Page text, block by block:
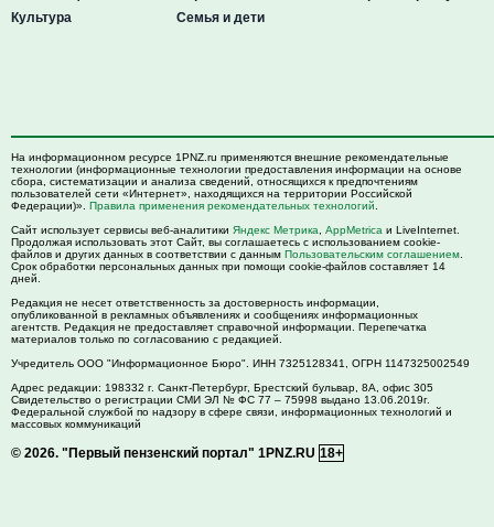
Культура
Семья и дети
На информационном ресурсе 1PNZ.ru применяются внешние рекомендательные
технологии (информационные технологии предоставления информации на основе
сбора, систематизации и анализа сведений, относящихся к предпочтениям
пользователей сети «Интернет», находящихся на территории Российской
Федерации)». Правила применения рекомендательных технологий
Сайт использует сервисы веб-аналитики Яндекс Метрика AppMetrica и LiveInternet.
Продолжая использовать этот Сайт, вы соглашаетесь с использованием cookie-
файлов и других данных в соответствии с данным Пользовательским соглашением
Срок обработки персональных данных при помощи cookie-файлов составляет 14
дней.
Редакция не несет ответственность за достоверность информации,
опубликованной в рекламных объявлениях и сообщениях информационных
агентств. Редакция не предоставляет справочной информации. Перепечатка
материалов только по согласованию с редакцией.
Учредитель ООО "Информационное Бюро". ИНН 7325128341, ОГРН 1147325002549
Адрес редакции: 198332 г. Санкт-Петербург, Брестский бульвар, 8А, офис 305
Свидетельство о регистрации СМИ ЭЛ № ФС 77 – 75998 выдано 13.06.2019г.
Федеральной службой по надзору в сфере связи, информационных технологий и
массовых коммуникаций
© 2026. "Первый пензенский портал" 1PNZ.RU 18+